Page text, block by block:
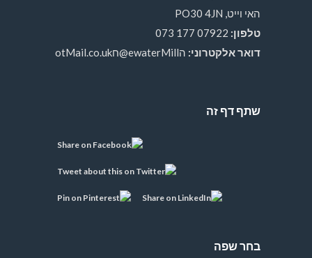
האי וייט, PO30 4JN
טלפון:
דואר אלקטרוני: הewaterMill@חotMail.co.uk
שתף דף זה
בחר שפה